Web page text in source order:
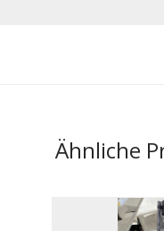
Ähnliche